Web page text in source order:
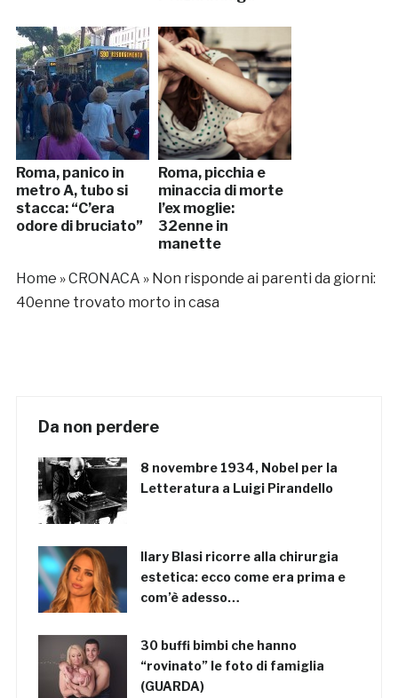
Roma, panico in
metro A, tubo si
stacca: “C’era
odore di bruciato”
Roma, picchia e
minaccia di morte
l’ex moglie:
32enne in
manette
Home »CRONACA » Non risponde ai parenti da giorni:
40enne trovato morto in casa
Da non perdere
8 novembre 1934, Nobel per la
Letteratura a Luigi Pirandello
Ilary Blasi ricorre alla chirurgia
estetica: ecco come era prima e
com’è adesso…
30 buffi bimbi che hanno
“rovinato” le foto di famiglia
(GUARDA)